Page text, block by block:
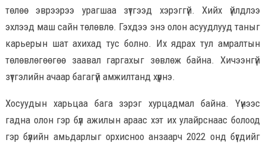
төлөө эврээрээ урагшаа зүтгээд хэрэггүй. Хийх үйлдлээ
эхлээд маш сайн төлөвлө. Гэхдээ энэ олон асуудлууд таныг
карьерын шат ахихад тус болно. Их ядрах тул амралтын
төлөвлөгөөгөө заавал гаргахыг зөвлөж байна. Хичээнгүй
зүтгэлийн ачаар багагүй амжилтанд хүрнэ.
Хосуудын харьцаа бага зэрэг хурцадмал байна. Үүнээс
гадна олон гэр бүл ажилын араас хэт их улайрснаас болоод
гэр бүлийн амьдарлыг орхисноо анзаарч 2022 онд бүгдийг